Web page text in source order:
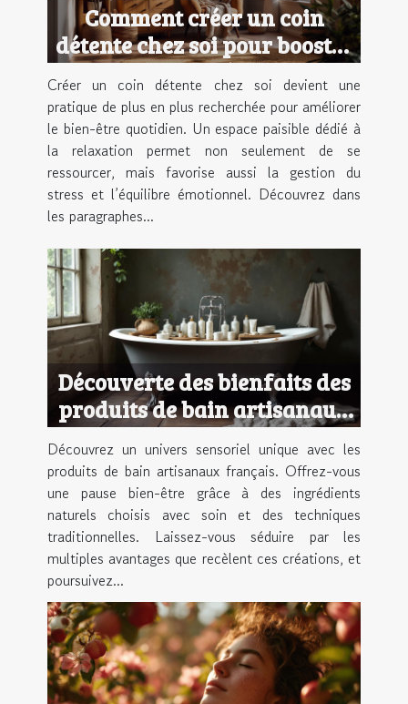
Comment créer un coin
détente chez soi pour booster
son bien-être ?
Créer un coin détente chez soi devient une
pratique de plus en plus recherchée pour améliorer
le bien-être quotidien. Un espace paisible dédié à
la relaxation permet non seulement de se
ressourcer, mais favorise aussi la gestion du
stress et l’équilibre émotionnel. Découvrez dans
les paragraphes...
Découverte des bienfaits des
produits de bain artisanaux
français
Découvrez un univers sensoriel unique avec les
produits de bain artisanaux français. Offrez-vous
une pause bien-être grâce à des ingrédients
naturels choisis avec soin et des techniques
traditionnelles. Laissez-vous séduire par les
multiples avantages que recèlent ces créations, et
poursuivez...